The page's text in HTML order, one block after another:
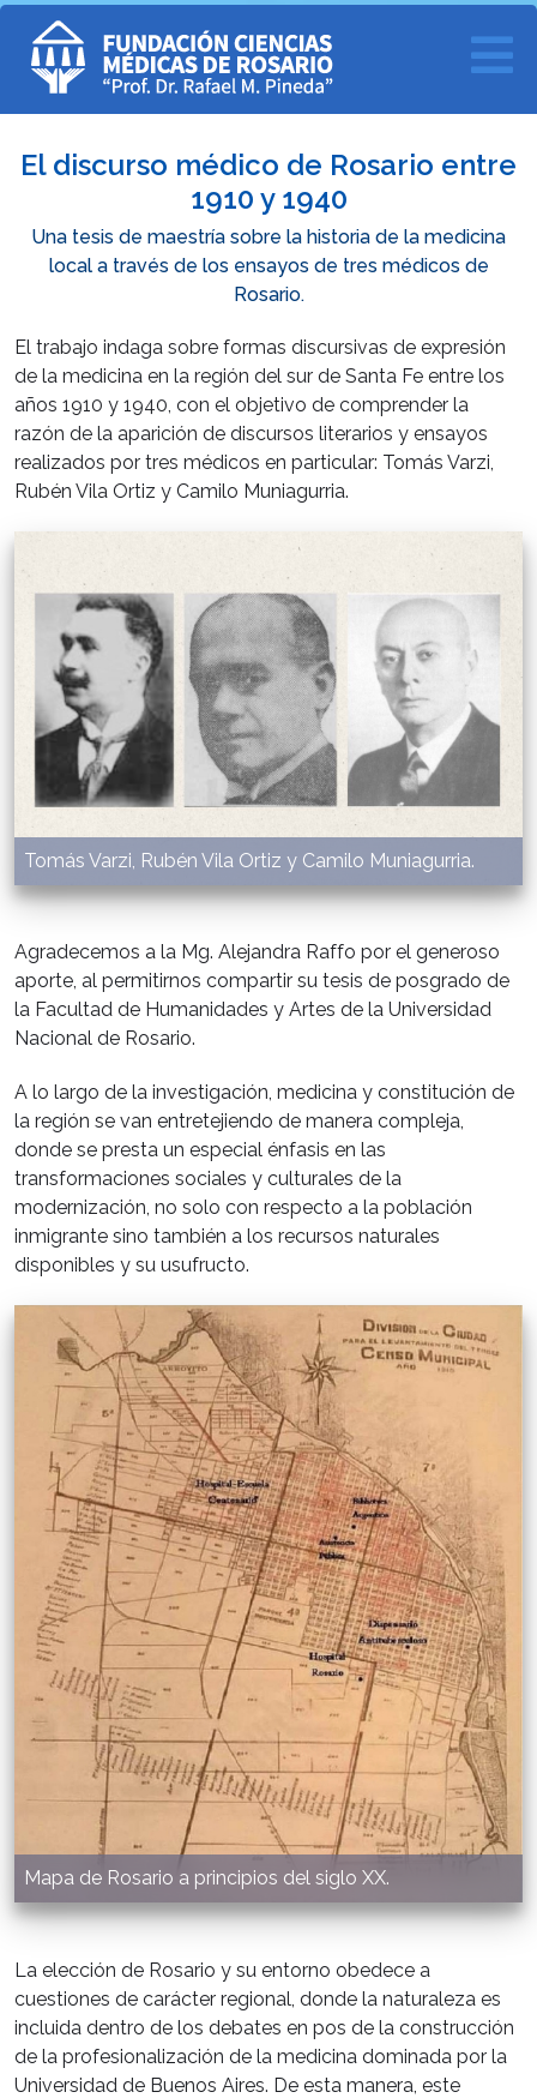
El discurso médico de Rosario entre
1910 y 1940
Una tesis de maestría sobre la historia de la medicina
local a través de los ensayos de tres médicos de
Rosario.
El trabajo indaga sobre formas discursivas de expresión
de la medicina en la región del sur de Santa Fe entre los
años 1910 y 1940, con el objetivo de comprender la
razón de la aparición de discursos literarios y ensayos
realizados por tres médicos en particular: Tomás Varzi,
Rubén Vila Ortiz y Camilo Muniagurria.
Tomás Varzi, Rubén Vila Ortiz y Camilo Muniagurria.
Agradecemos a la Mg. Alejandra Raffo por el generoso
aporte, al permitirnos compartir su tesis de posgrado de
la Facultad de Humanidades y Artes de la Universidad
Nacional de Rosario.
A lo largo de la investigación, medicina y constitución de
la región se van entretejiendo de manera compleja,
donde se presta un especial énfasis en las
transformaciones sociales y culturales de la
modernización, no solo con respecto a la población
inmigrante sino también a los recursos naturales
disponibles y su usufructo.
Mapa de Rosario a principios del siglo XX.
La elección de Rosario y su entorno obedece a
cuestiones de carácter regional, donde la naturaleza es
incluida dentro de los debates en pos de la construcción
de la profesionalización de la medicina dominada por la
Universidad de Buenos Aires. De esta manera, este